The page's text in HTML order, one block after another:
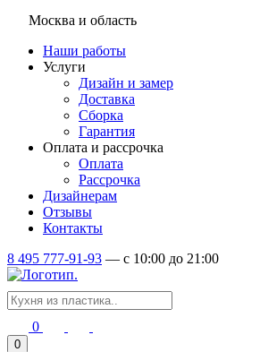
Москва и область
Наши работы
Услуги
Дизайн и замер
Доставка
Сборка
Гарантия
Оплата и рассрочка
Оплата
Рассрочка
Дизайнерам
Отзывы
Контакты
8 495 777-91-93 — c 10:00 до 21:00
0
0